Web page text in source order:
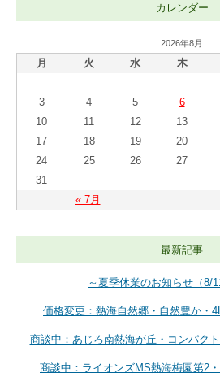
カレンダー
2026年8月
月 火 水 木
« 7月
3
4 5 6
10
11 12 13
17
18 19 20
24
25 26 27
31
最新記事
～夏季休業のお知らせ（8/
価格変更：熱海自然郷・自然豊か・
商談中：あじろ南熱海が丘・コンパクト
商談中：ライオンズMS熱海梅園第2・